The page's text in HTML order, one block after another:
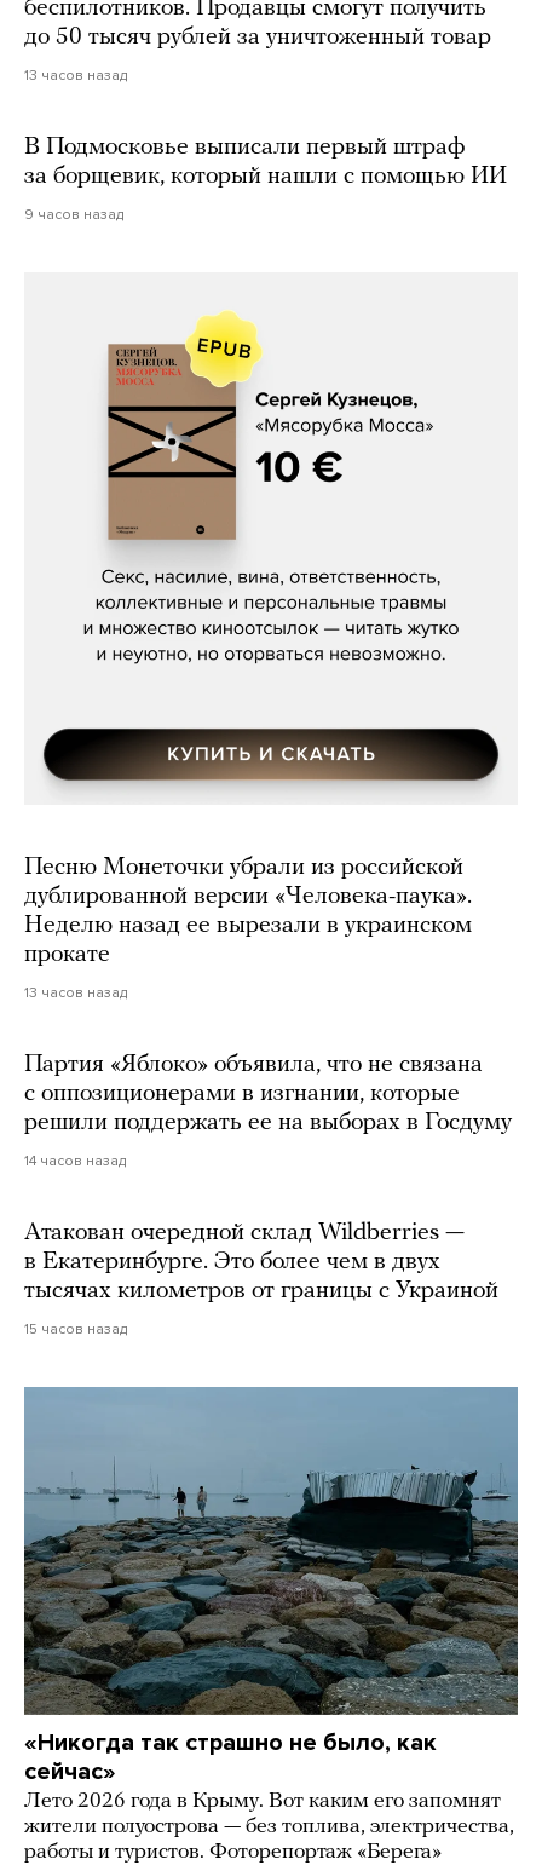
беспилотников. Продавцы смогут получить
до 50 тысяч рублей за уничтоженный товар
13 часов назад
В Подмосковье выписали первый штраф
за борщевик, который нашли с помощью ИИ
9 часов назад
Сергей Кузнецов, «Мясорубка
Песню Монеточки убрали из российской
дублированной версии «Человека-паука».
Неделю назад ее вырезали в украинском
прокате
13 часов назад
Партия «Яблоко» объявила, что не связана
с оппозиционерами в изгнании, которые
решили поддержать ее на выборах в Госдуму
14 часов назад
Атакован очередной склад Wildberries —
в Екатеринбурге. Это более чем в двух
тысячах километров от границы с Украиной
15 часов назад
«Никогда так страшно не было, как
сейчас»
Лето 2026 года в Крыму. Вот каким его запомнят
жители полуострова — без топлива, электричества,
работы и туристов. Фоторепортаж «Берега»